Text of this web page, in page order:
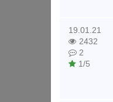
19.01.21
2432
2
1/5